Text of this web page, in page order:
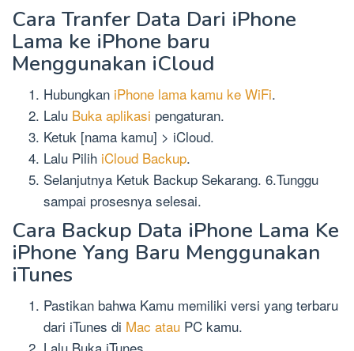
Cara Tranfer Data Dari iPhone
Lama ke iPhone baru
Menggunakan iCloud
Hubungkan iPhone lama kamu ke WiFi.
Lalu Buka aplikasi pengaturan.
Ketuk [nama kamu] > iCloud.
Lalu Pilih iCloud Backup.
Selanjutnya Ketuk Backup Sekarang. 6.Tunggu
sampai prosesnya selesai.
Cara Backup Data iPhone Lama Ke
iPhone Yang Baru Menggunakan
iTunes
Pastikan bahwa Kamu memiliki versi yang terbaru
dari iTunes di Mac atau PC kamu.